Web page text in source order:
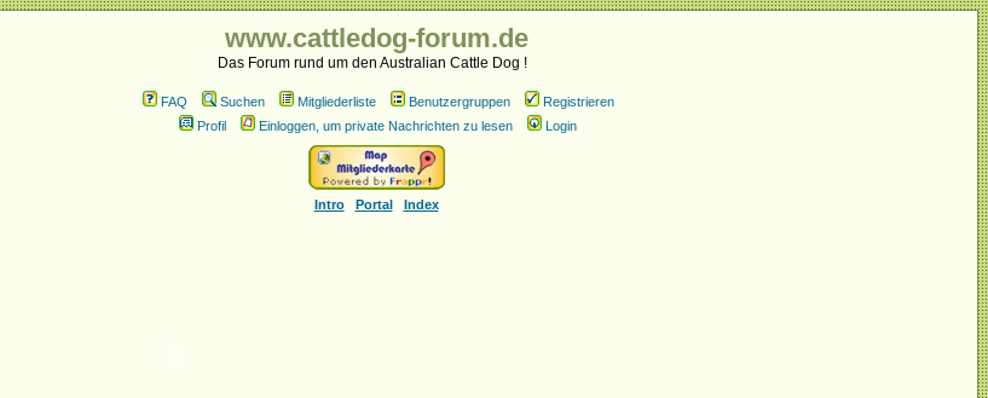
www.cattledog-forum.de
Das Forum rund um den Australian Cattle Dog !
FAQ Suchen Mitgliederliste Benutzergruppen
Registrieren
Profil
Einloggen, um private Nachrichten zu lesen Login
Intro Portal Index